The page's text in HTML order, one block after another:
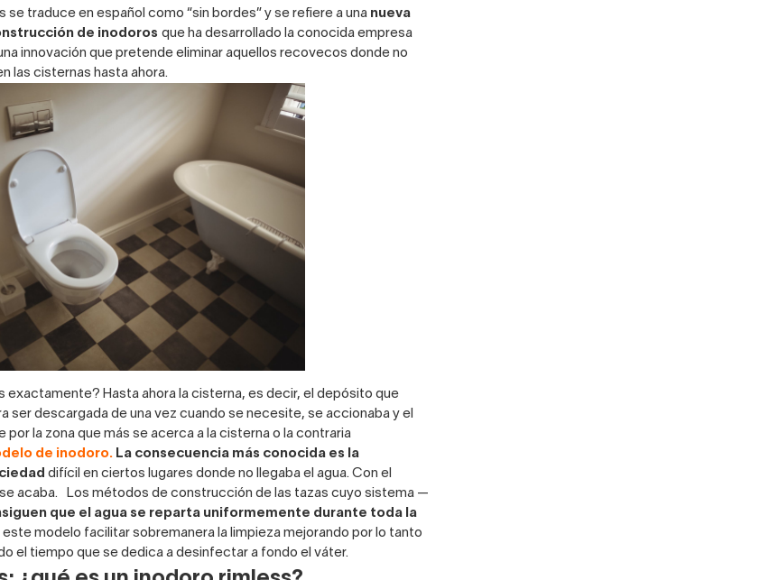
se traduce en español como “sin bordes” y se refiere a una nueva
de inodoros que ha desarrollado la conocida empresa
innovación que pretende eliminar aquellos recovecos donde no
las cisternas hasta ahora.
exactamente? Hasta ahora la cisterna, es decir, el depósito que
ser descargada de una vez cuando se necesite, se accionaba y el
por la zona que más se acerca a la cisterna o la contraria
de inodoro. La consecuencia más conocida es la
difícil en ciertos lugares donde no llegaba el agua. Con el
acaba. Los métodos de construcción de las tazas cuyo sistema —
que el agua se reparta uniformemente durante toda la
este modelo facilitar sobremanera la limpieza mejorando por lo tanto
el tiempo que se dedica a desinfectar a fondo el váter.